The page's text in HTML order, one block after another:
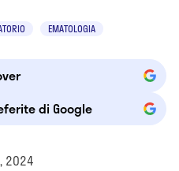
EMATOLOGIA
di Google
2024